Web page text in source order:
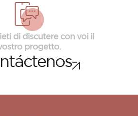
di discutere con voi il
progetto.